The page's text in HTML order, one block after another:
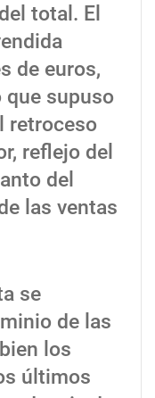
total. El
de euros,
que supuso
retroceso
reflejo del
del
las ventas
se
de las
los
últimos